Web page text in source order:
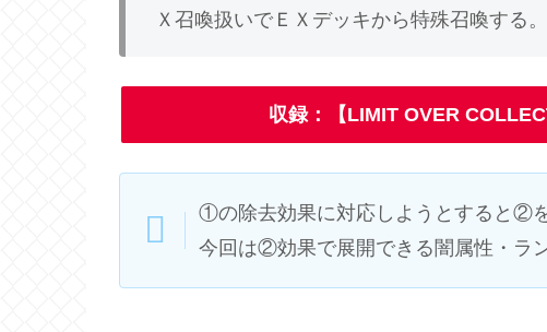
Ｘ召喚扱いでＥＸデッキから特殊召喚する。
収録：【LIMIT OVER
①の除去効果に対応しようとすると②
今回は②効果で展開できる闇属性・ラ